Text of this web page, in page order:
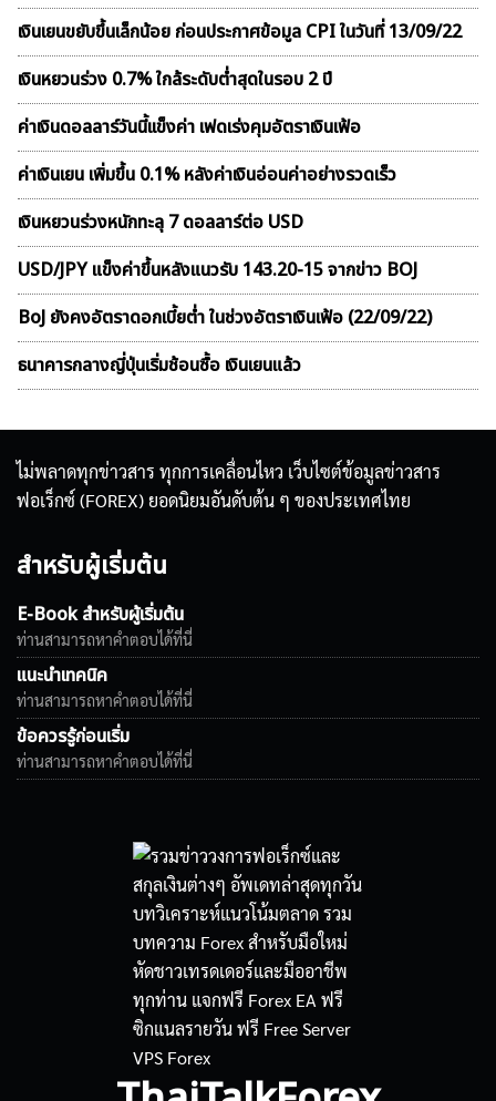
เงินเยนขยับขึ้นเล็กน้อย ก่อนประกาศข้อมูล CPI ในวันที่ 13/09/22
เงินหยวนร่วง 0.7% ใกล้ระดับต่ำสุดในรอบ 2 ปี
ค่าเงินดอลลาร์วันนี้เเข็งค่า เฟดเร่งคุมอัตราเงินเฟ้อ
ค่าเงินเยน เพิ่มขึ้น 0.1% หลังค่าเงินอ่อนค่าอย่างรวดเร็ว
เงินหยวนร่วงหนักทะลุ 7 ดอลลาร์ต่อ USD
USD/JPY แข็งค่าขึ้นหลังแนวรับ 143.20-15 จากข่าว BOJ
BoJ ยังคงอัตราดอกเบี้ยต่ำ ในช่วงอัตราเงินเฟ้อ (22/09/22)
ธนาคารกลางญี่ปุ่นเริ่มช้อนซื้อ เงินเยนแล้ว
ไม่พลาดทุกข่าวสาร ทุกการเคลื่อนไหว เว็บไซต์ข้อมูลข่าวสาร
ฟอเร็กซ์ (FOREX) ยอดนิยมอันดับต้น ๆ ของประเทศไทย
สำหรับผู้เริ่มต้น
E-Book สำหรับผู้เริ่มต้น
ท่านสามารถหาคำตอบได้ที่นี่
แนะนำเทคนิค
ท่านสามารถหาคำตอบได้ที่นี่
ข้อควรรู้ก่อนเริ่ม
ท่านสามารถหาคำตอบได้ที่นี่